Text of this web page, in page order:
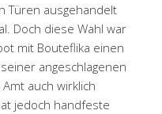
Türen ausgehandelt
Doch diese Wahl war
mit Bouteflika einen
angeschlagenen
auch wirklich
jedoch handfeste